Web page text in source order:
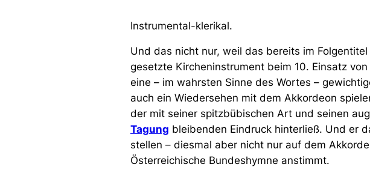
Instrumental-klerikal.
Und das nicht nur, weil das bereits im
gesetzte Kircheninstrument beim 10. Einsatz
eine – im wahrsten Sinne des Wortes –
auch ein Wiedersehen mit dem Akkordeon
der mit seiner spitzbübischen Art und seinen
Tagung bleibenden Eindruck hinterließ. Und er
stellen – diesmal aber nicht nur auf dem
Österreichische Bundeshymne anstimmt.